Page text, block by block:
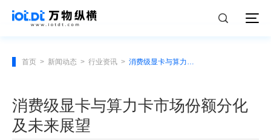
首页 > 新闻动态 > 行业资讯 > 消费级显卡与算力卡市场份额分化及未来展望
消费级显卡与算力卡市场份额分化
及未来展望